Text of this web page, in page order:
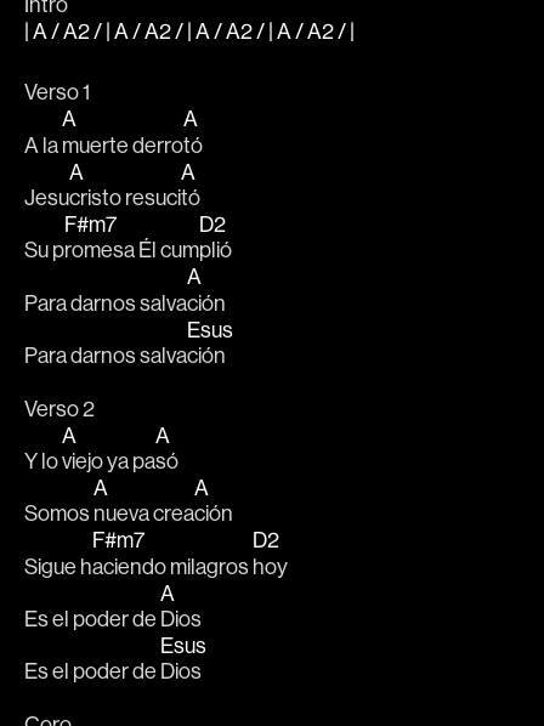
| A / A2 / | A / A2 / | A / A2 / | A / A2 / |
Verso 1
A la
A
muerte derro
A
tó
Jesu
A
cristo resuci
A
tó
Su p
F#m7
romesa Él cum
D2
plió
Para darnos salva
A
ción
Para darnos salva
Esus
ción
Verso 2
Y lo
A
viejo ya pa
A
só
Somos
A
nueva crea
A
ción
Sigue h
F#m7
aciendo milagros
D2
hoy
Es el poder de
A
Dios
Es el poder de
Esus
Dios